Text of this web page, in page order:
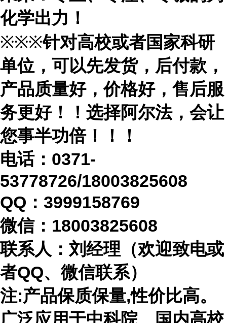
化学出力！
※※※针对高校或者国家科研
单位，可以先发货，后付款，
产品质量好，价格好，售后服
务更好！！选择阿尔法，会让
您事半功倍！！！
电话： 0371-
53778726/18003825608
QQ：3999158769
微信： 18003825608
联系人：刘经理（欢迎致电或
者QQ、微信联系）
注:产品保质保量,性价比高。
广泛应用于中科院、国内高校